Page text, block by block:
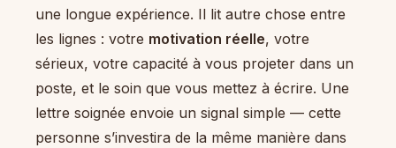
une longue expérience. Il lit autre chose entre
les lignes : votre motivation réelle, votre
sérieux, votre capacité à vous projeter dans un
poste, et le soin que vous mettez à écrire. Une
lettre soignée envoie un signal simple — cette
personne s’investira de la même manière dans